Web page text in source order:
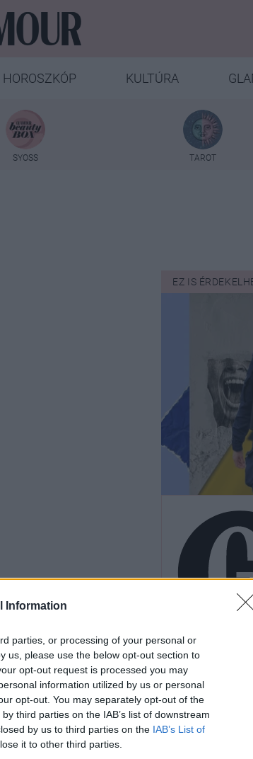
Information
parties, or processing of your personal or
us, please use the below opt-out section to
opt-out request is processed you may
information utilized by us or personal
opt-out. You may separately opt-out of the
third parties on the IAB’s list of downstream
by us to third parties on the IAB’s List of
it to other third parties.
HOROSZKÓP KULTÚRA
SYOSS TAROT
EZ IS
veszíteni”
Felderítő